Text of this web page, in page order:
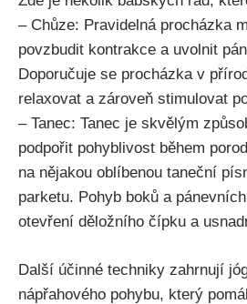
– Chůze: Pravidelná procházka
povzbudit kontrakce⁣ a uvolnit
‍Doporučuje se procházka ‌v
relaxovat a zároveň stimulovat
– Tanec: Tanec ‍je skvělým
podpořit pohyblivost během
na nějakou oblíbenou taneční
parketu. Pohyb boků‌ a
otevření děložního čípku ⁤a
Další účinné techniky zahrnují
nápřahového pohybu, který